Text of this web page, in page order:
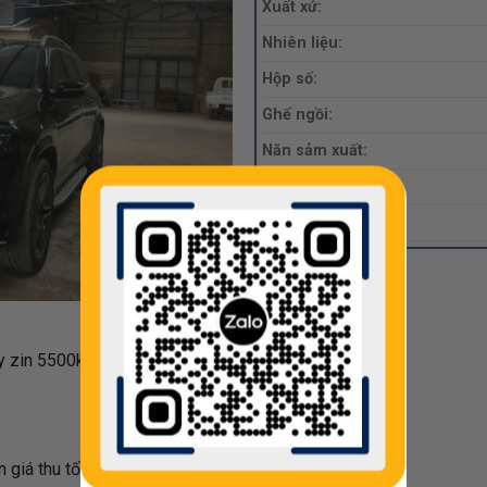
Xuất xứ:
Nhiên liệu:
Hộp số:
Ghế ngồi:
Năn sảm xuất:
ODO:
Giá:
zin 5500km màu đen nt kem
giá thu tốt call nhanh còn kịp